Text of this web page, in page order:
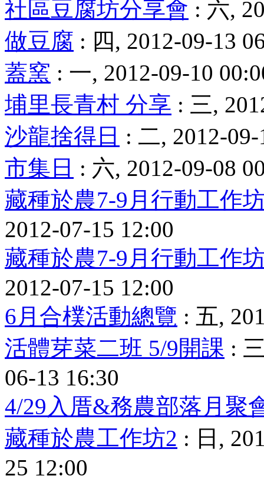
社區豆腐坊分享會 : 六,
做豆腐 : 四, 2012-09-13
蓋窯 : 一, 2012-09-10
埔里長青村 分享 : 三,
沙龍捨得日 : 二, 2012-
市集日 : 六, 2012-09-08
藏種於農7-9月行動工作
2012-07-15 12:00
藏種於農7-9月行動工作
2012-07-15 12:00
6月合樸活動總覽 : 五,
活體芽菜二班 5/9開課 :
06-13 16:30
4/29入厝&務農部落月聚
藏種於農工作坊2 : 日,
25 12:00